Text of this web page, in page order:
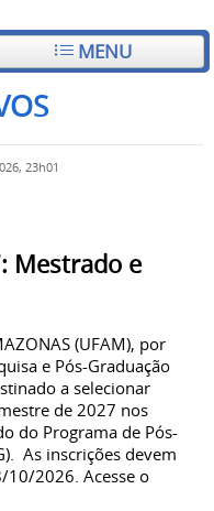
MENU
23h01
Mestrado e
(UFAM), por
e Pós-Graduação
a selecionar
de 2027 nos
do Programa de Pós-
As inscrições devem
2026. Acesse o